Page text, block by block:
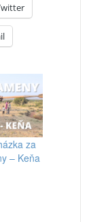
za
– Keňa